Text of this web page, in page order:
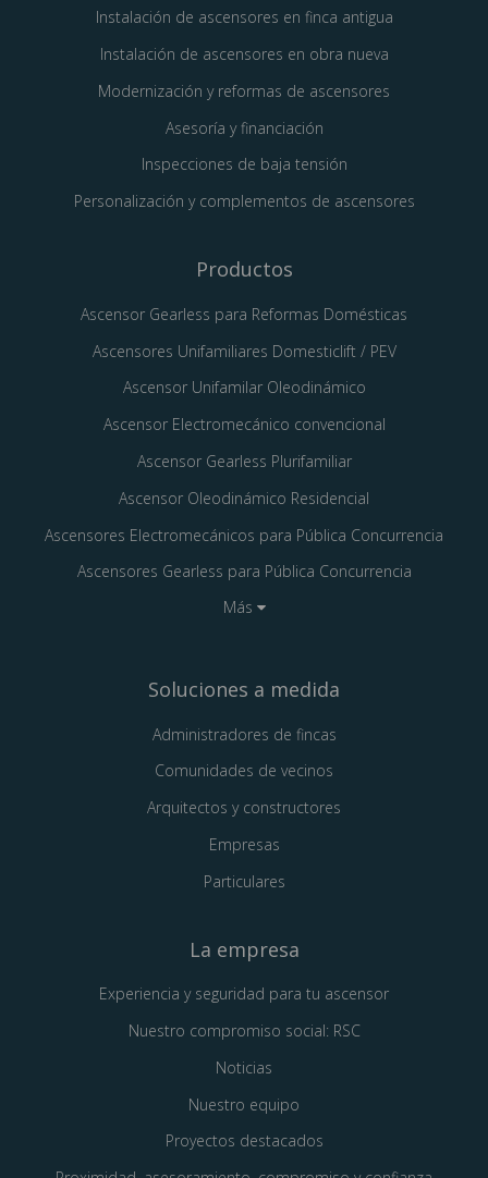
Instalación de ascensores en finca antigua
Instalación de ascensores en obra nueva
Modernización y reformas de ascensores
Asesoría y financiación
Inspecciones de baja tensión
Personalización y complementos de ascensores
Productos
Ascensor Gearless para Reformas Domésticas
Ascensores Unifamiliares Domesticlift / PEV
Ascensor Unifamilar Oleodinámico
Ascensor Electromecánico convencional
Ascensor Gearless Plurifamiliar
Ascensor Oleodinámico Residencial
Ascensores Electromecánicos para Pública Concurrencia
Ascensores Gearless para Pública Concurrencia
Más
Soluciones a medida
Administradores de fincas
Comunidades de vecinos
Arquitectos y constructores
Empresas
Particulares
La empresa
Experiencia y seguridad para tu ascensor
Nuestro compromiso social: RSC
Noticias
Nuestro equipo
Proyectos destacados